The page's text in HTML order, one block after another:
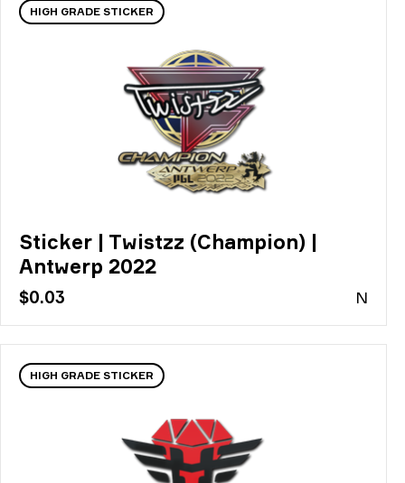
HIGH GRADE STICKER
Sticker | Twistzz (Champion) |
Antwerp 2022
$0.03 N
HIGH GRADE STICKER